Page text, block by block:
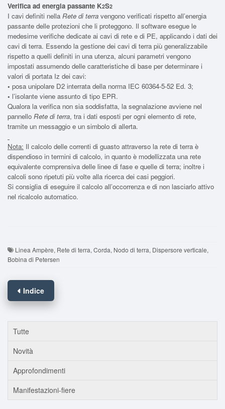
Verifica ad energia passante K2S2
I cavi definiti nella Rete di terra vengono verificati rispetto all’energia
passante delle protezioni che li proteggono. Il software esegue le
medesime verifiche dedicate ai cavi di rete e di PE, applicando i dati dei
cavi di terra. Essendo la gestione dei cavi di terra più generalizzabile
rispetto a quelli definiti in una utenza, alcuni parametri vengono
impostati assumendo delle caratteristiche di base per determinare i
valori di portata Iz dei cavi:
• posa unipolare D2 interrata della norma IEC 60364-5-52 Ed. 3;
• l’isolante viene assunto di tipo EPR.
Qualora la verifica non sia soddisfatta, la segnalazione avviene nel
pannello Rete di terra, tra i dati esposti per ogni elemento di rete,
tramite un messaggio e un simbolo di allerta.
Nota: Il calcolo delle correnti di guasto attraverso la rete di terra è
dispendioso in termini di calcolo, in quanto è modellizzata una rete
equivalente comprensiva delle linee di fase e quelle di terra; inoltre i
calcoli sono ripetuti più volte alla ricerca dei casi peggiori.
Si consiglia di eseguire il calcolo all’occorrenza e di non lasciarlo attivo
nel ricalcolo automatico.
Linea Ampère, Rete di terra, Corda, Nodo di terra, Dispersore verticale,
Bobina di Petersen
Indice
Tutte
Novità
Approfondimenti
Manifestazioni-fiere